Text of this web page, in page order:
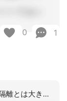
0 1
ご回答ありがとうございます。5日間の隔離とは大きな前進ですね。リスクはあっても、